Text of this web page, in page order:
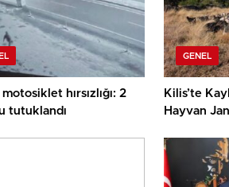
motosiklet hırsızlığı: 2
tutuklandı
GENEL
Kilis’te
Hayvan